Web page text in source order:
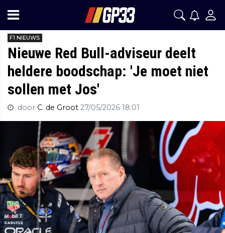
F1 NIEUWS
Nieuwe Red Bull-adviseur deelt
heldere boodschap: 'Je moet niet
sollen met Jos'
door C. de Groot 27/05/2026 18:01